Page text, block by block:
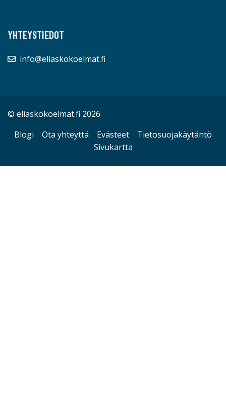
YHTEYSTIEDOT
info@eliaskokoelmat.fi
© eliaskokoelmat.fi 2026
Blogi
Ota yhteyttä Evästeet
Tietosuojakäytäntö
Sivukartta